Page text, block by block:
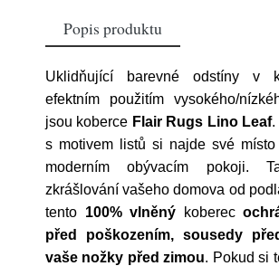
Popis produktu
Uklidňující barevné odstíny v
efektním použitím vysokého/
jsou koberce Flair Rugs Lino Leaf.
s motivem listů si najde své
moderním obývacím pokoji.
zkrášlování vašeho domova od
tento 100% vlněný koberec
před poškozením, sousedy
vaše nožky před zimou. Pokud si